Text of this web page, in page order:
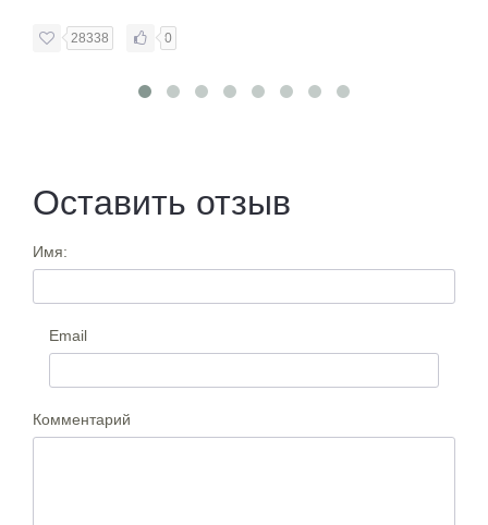
28338 0
Оставить отзыв
Имя:
Email
Комментарий